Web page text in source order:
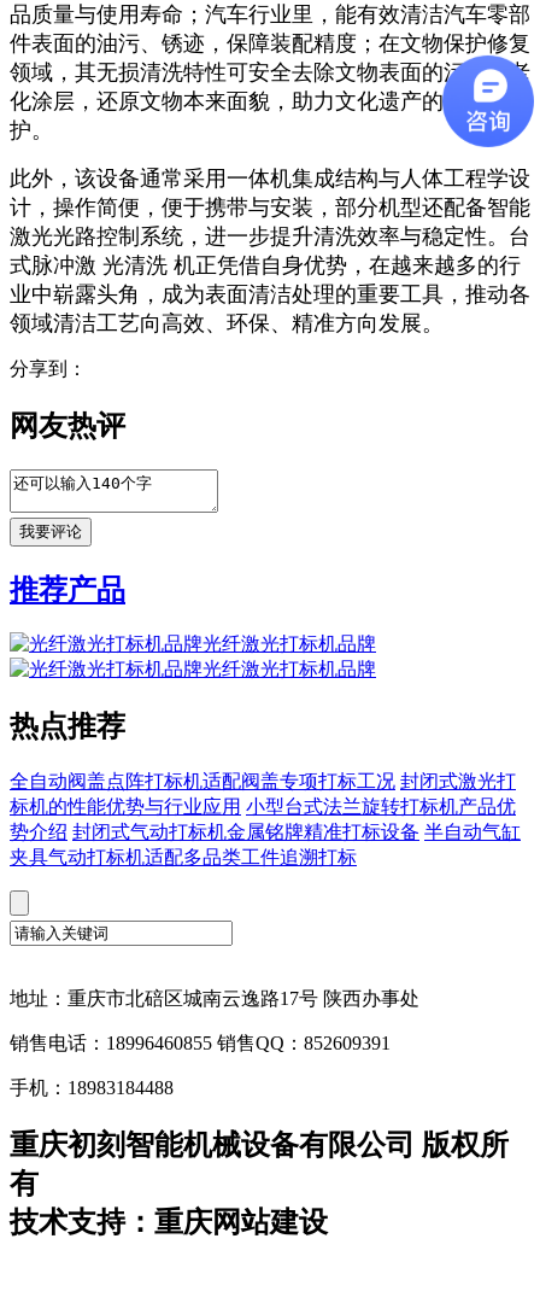
品质量与使用寿命；汽车行业里，能有效清洁汽车零部
件表面的油污、锈迹，保障装配精度；在文物保护修复
领域，其无损清洗特性可安全去除文物表面的污垢与老
化涂层，还原文物本来面貌，助力文化遗产的传承与保
护。
此外，该设备通常采用一体机集成结构与人体工程学设
计，操作简便，便于携带与安装，部分机型还配备智能
激光光路控制系统，进一步提升清洗效率与稳定性。台
式脉冲激 光清洗 机正凭借自身优势，在越来越多的行
业中崭露头角，成为表面清洁处理的重要工具，推动各
领域清洁工艺向高效、环保、精准方向发展。
分享到：
网友热评
推荐产品
光纤激光打标机品牌
光纤激光打标机品牌
热点推荐
全自动阀盖点阵打标机适配阀盖专项打标工况 封闭式激光打
标机的性能优势与行业应用 小型台式法兰旋转打标机产品优
势介绍 封闭式气动打标机金属铭牌精准打标设备 半自动气缸
夹具气动打标机适配多品类工件追溯打标
地址：重庆市北碚区城南云逸路17号 陕西办事处
销售电话：18996460855 销售QQ：852609391
手机：18983184488
重庆初刻智能机械设备有限公司 版权所
有
技术支持：重庆网站建设